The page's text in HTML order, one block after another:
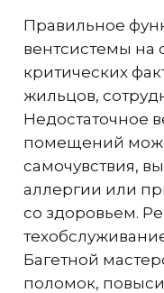
Правильное
вентсистемы на
критических
жильцов,
Недостаточное
помещений
самочувствия,
аллергии или
со здоровьем.
Багетной
поломок,